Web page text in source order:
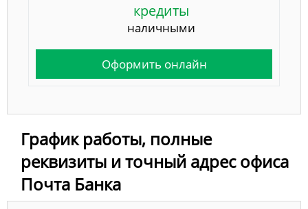
кредиты
наличными
Оформить онлайн
График работы, полные
реквизиты и точный адрес офиса
Почта Банка